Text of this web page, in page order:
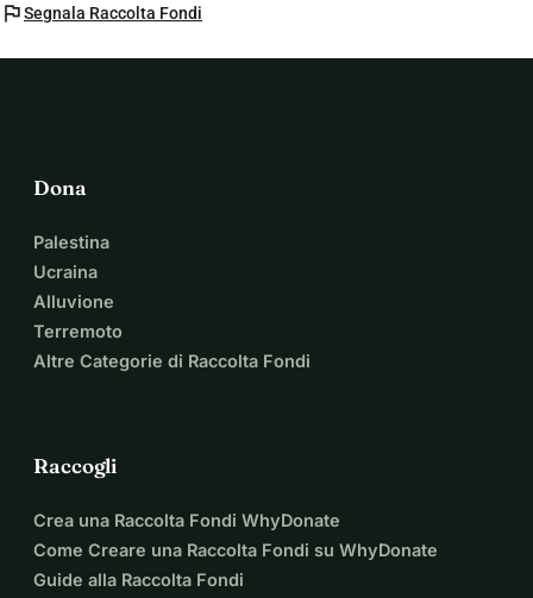
flagSegnala Raccolta Fondi
Dona
Palestina
Ucraina
Alluvione
Terremoto
Altre Categorie di Raccolta Fondi
Raccogli
Crea una Raccolta Fondi WhyDonate
Come Creare una Raccolta Fondi su WhyDonate
Guide alla Raccolta Fondi